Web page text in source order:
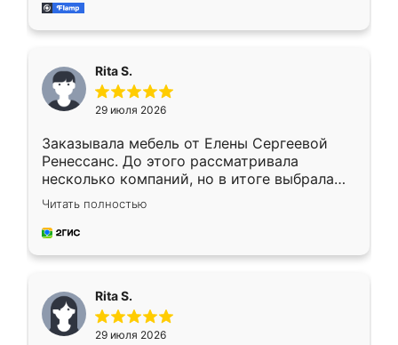
мебель за качественную работу!
Rita S.
29 июля 2026
Заказывала мебель от Елены Сергеевой
Ренессанс. До этого рассматривала
несколько компаний, но в итоге выбрала
эту. Сначала обговорили условия, потом
приехал замерщик, всё спокойно объяснил
и снял размеры. Изготовили в срок, с
каких-либо доработок. Качеством осталась
довольна, все выглядит так, как и ожидала.
Читать полностью
Rita S.
29 июля 2026